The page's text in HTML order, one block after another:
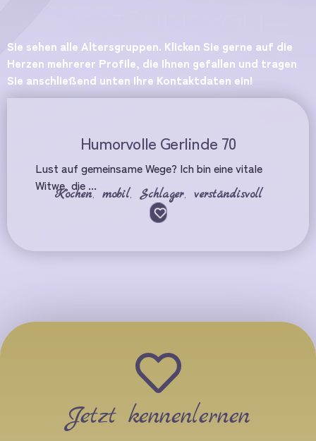
Sie sehen alle Altersgruppen. Klicken Sie gerne auf die
Herzen mehrerer Profile, die Ihnen gefallen und tragen
Sie anschließend unten Ihre Kontaktdaten ein!
Humorvolle Gerlinde 70
Lust auf gemeinsame Wege? Ich bin eine vitale
Witwe, die ...
Kochen, mobil, Schlager, verständisvoll
Jetzt kennenlernen